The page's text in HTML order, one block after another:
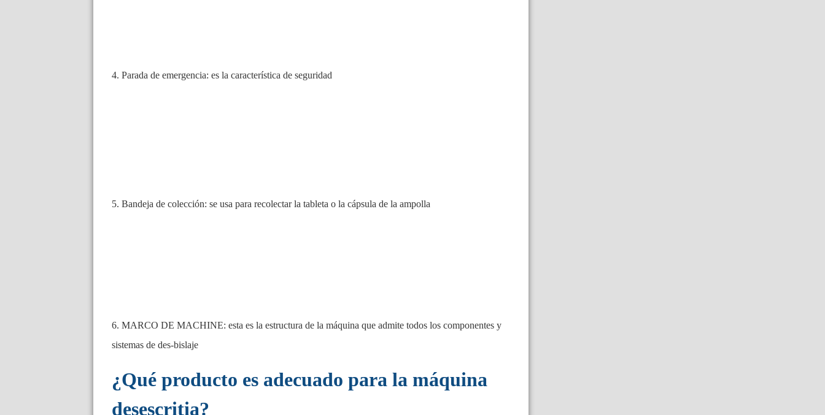
4. Parada de emergencia: es la característica de seguridad
5. Bandeja de colección: se usa para recolectar la tableta o la cápsula de la ampolla
6. MARCO DE MACHINE: esta es la estructura de la máquina que admite todos los componentes y
sistemas de des-bislaje
¿Qué producto es adecuado para la máquina
desescritia?